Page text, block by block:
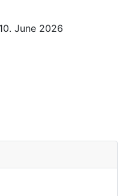
June 2026